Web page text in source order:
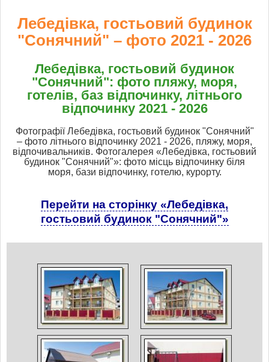
Лебедівка, гостьовий будинок
"Сонячний" – фото 2021 - 2026
Лебедівка, гостьовий будинок
"Сонячний": фото пляжу, моря,
готелів, баз відпочинку, літнього
відпочинку 2021 - 2026
Фотографії Лебедівка, гостьовий будинок "Сонячний"
– фото літнього відпочинку 2021 - 2026, пляжу, моря,
відпочивальників. Фотогалерея «Лебедівка, гостьовий
будинок "Сонячний"»: фото місць відпочинку біля
моря, бази відпочинку, готелю, курорту.
Перейти на сторінку «Лебедівка,
гостьовий будинок "Сонячний"»